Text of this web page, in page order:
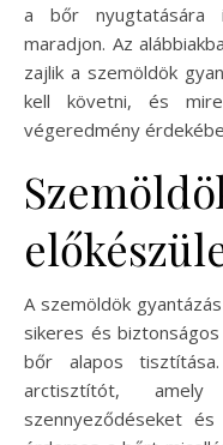
a bőr nyugtatására
maradjon. Az
zajlik a szemöldök
kell követni, és
végeredmény
A szemöldök
sikeres és
bőr alapos
arctisztítót,
szennyeződéseket